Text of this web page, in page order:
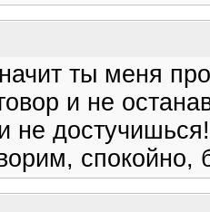
ты меня
и не
не
спокойно,